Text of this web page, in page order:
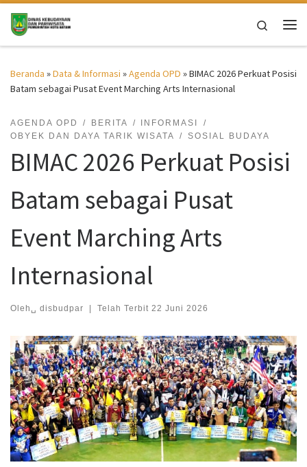
Skip to content
Search
Beranda »Data & Informasi »Agenda OPD »BIMAC 2026 Perkuat Posisi
Batam sebagai Pusat Event Marching Arts Internasional
AGENDA OPD BERITA
INFORMASI
OBYEK DAN DAYA TARIK WISATA
SOSIAL BUDAYA
BIMAC 2026 Perkuat Posisi
Batam sebagai Pusat
Event Marching Arts
Internasional
Oleh␣ disbudpar Telah Terbit 22 Juni 2026